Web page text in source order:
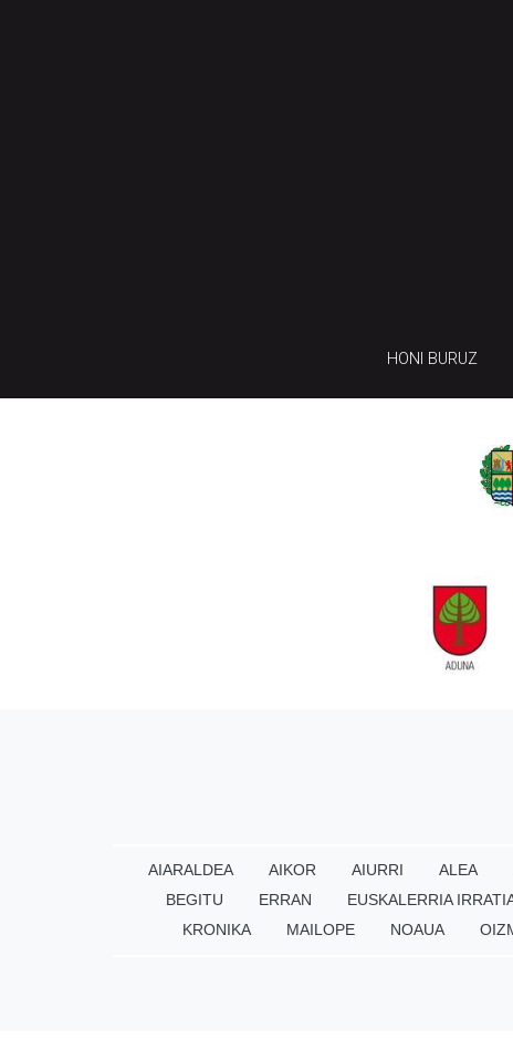
HONI BURUZ
AIARALDEA AIKOR AIURRI ALEA
BEGITU
ERRAN EUSKALERRIA
KRONIKA
MAILOPE NOAUA